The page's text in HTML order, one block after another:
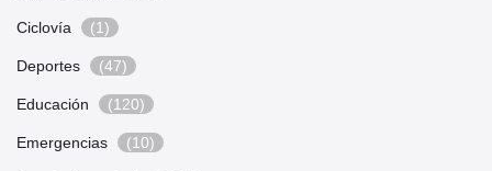
Ciclovía (1)
Deportes (47)
Educación (120)
Emergencias (10)